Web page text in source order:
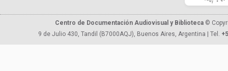
Centro de Documentación Audiovisual y Biblioteca ©
9 de Julio 430, Tandil (B7000AQJ), Buenos Aires, Argentina | Tel.